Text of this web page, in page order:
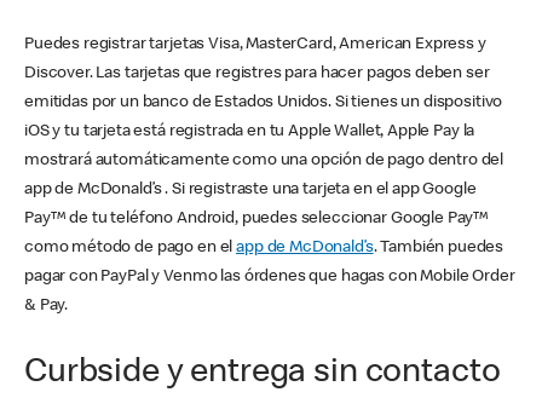
Puedes registrar tarjetas Visa, MasterCard, American Express y
Discover. Las tarjetas que registres para hacer pagos deben ser
emitidas por un banco de Estados Unidos. Si tienes un dispositivo
iOS y tu tarjeta está registrada en tu Apple Wallet, Apple Pay la
mostrará automáticamente como una opción de pago dentro del
app de McDonald’s . Si registraste una tarjeta en el app Google
Pay™ de tu teléfono Android, puedes seleccionar Google Pay™
como método de pago en elapp de McDonald’s. También puedes
pagar con PayPal y Venmo las órdenes que hagas con Mobile Order
& Pay.
Curbside y entrega sin contacto